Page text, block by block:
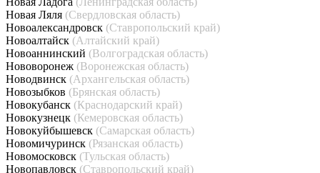
Новая Ляля (Свердловская область)
Новоалександровск (Ставропольский край)
Новоалтайск (Алтайский край)
Новоаннинский (Волгоградская область)
Нововоронеж (Воронежская область)
Новодвинск (Архангельская область)
Новозыбков (Брянская область)
Новокубанск (Краснодарский край)
Новокузнецк (Кемеровская область)
Новокуйбышевск (Самарская область)
Новомичуринск (Рязанская область)
Новомосковск (Тульская область)
Новопавловск (Ставропольский край)